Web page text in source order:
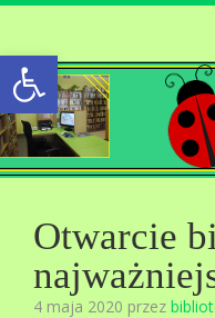
Open toolbar
Otwarcie
4 maja 2020 przez